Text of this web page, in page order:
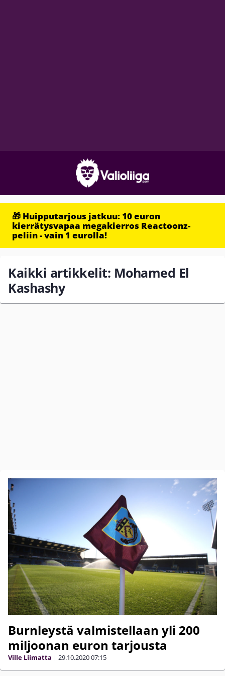
🎁 Huipputarjous jatkuu: 10 euron
kierrätysvapaa megakierros Reactoonz-
peliin - vain 1 eurolla!
Kaikki artikkelit: Mohamed El
Kashashy
Burnleystä valmistellaan yli 200
miljoonan euron tarjousta
Ville Liimatta | 29.10.202007:15